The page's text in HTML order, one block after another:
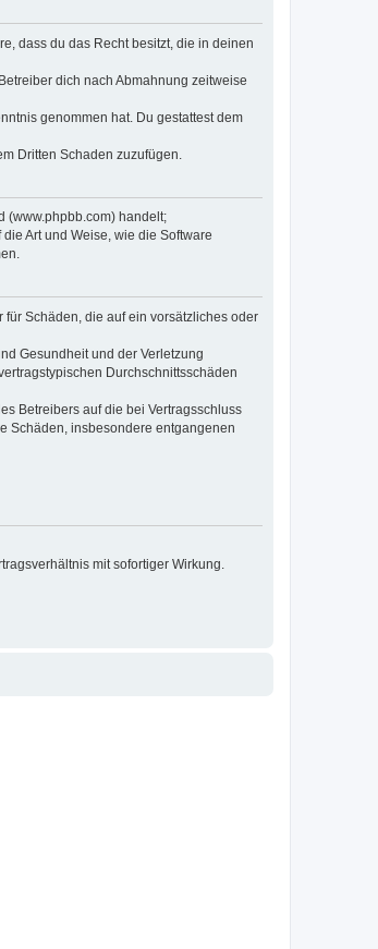
dass du das Recht besitzt, die in deinen
dich nach Abmahnung zeitweise
genommen hat. Du gestattest dem
Dritten Schaden zuzufügen.
(www.phpbb.com) handelt;
Art und Weise, wie die Software
Schäden, die auf ein vorsätzliches oder
Gesundheit und der Verletzung
Durchschnittsschäden
Betreibers auf die bei Vertragsschluss
Schäden, insbesondere entgangenen
mit sofortiger Wirkung.